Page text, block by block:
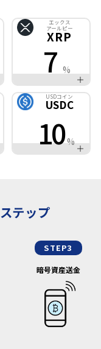
エックス
アールピー
XRP
7 %
USDコイン
USDC
10%
テップ
STEP3
暗号資産送金